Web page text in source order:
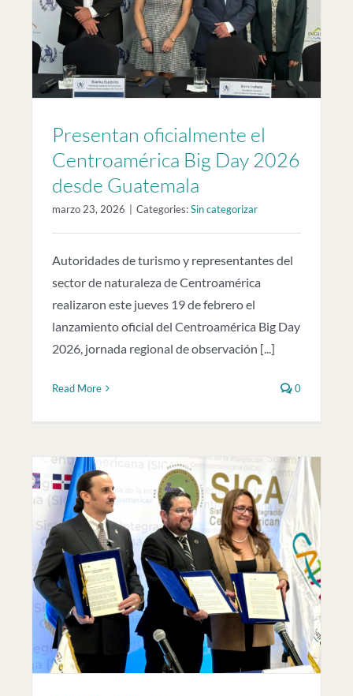
Presentan oficialmente el
Centroamérica Big Day 2026
desde Guatemala
marzo 23, 2026 Categories:Sin categorizar
Autoridades de turismo y representantes del
sector de naturaleza de Centroamérica
realizaron este jueves 19 de febrero el
lanzamiento oficial del Centroamérica Big Day
2026, jornada regional de observación [...]
Read More 0